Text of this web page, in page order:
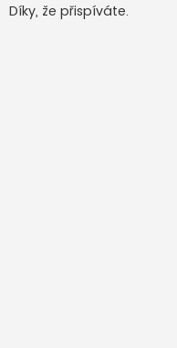
Díky, že přispíváte.